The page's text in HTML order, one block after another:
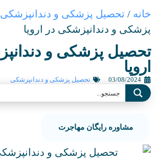
خانه / تحصیل پزشکی و دندانپزشکی
پزشکی و دندانپزشکی در اروپا
تحصیل پزشکی و
اروپا
03/08/2024 تحصیل پزشکی و دندانپزشکی
مشاوره رایگان مهاجرت